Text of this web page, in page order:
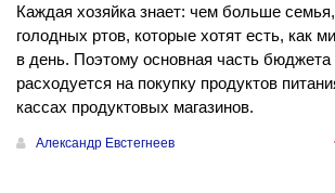
Каждая хозяйка знает: чем больше
голодных ртов, которые хотят есть, как
в день. Поэтому основная часть
расходуется на покупку продуктов
кассах продуктовых магазинов.
Александр Евстегнеев